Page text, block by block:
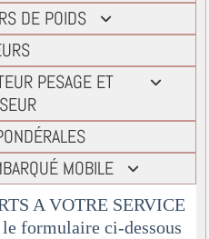
pesage simple
indicateur de
indicateur
bascule
&
en béton
pèse train
de chantier
en acier
DE POIDS
de liaison
de poids
PESAGE ET
pesage et
de liaison
MOBILE
chariot élévateur
pelleteuse
A VOTRE SERVICE
formulaire ci-dessous